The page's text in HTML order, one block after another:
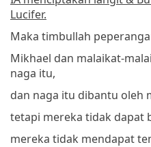
Lucifer.
Maka timbullah
Mikhael dan malaikat-
naga itu,
dan naga itu dibantu oleh
tetapi mereka tidak dapat
mereka tidak mendapat